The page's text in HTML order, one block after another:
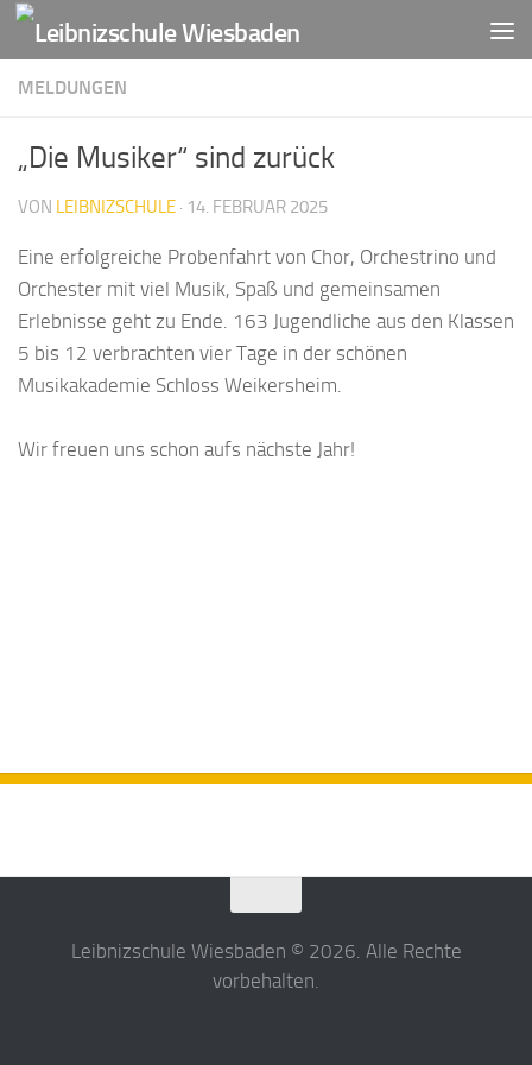
Zum Inhalt springen
MELDUNGEN
„Die Musiker“ sind zurück
VON LEIBNIZSCHULE · 14. FEBRUAR 2025
Eine erfolgreiche Probenfahrt von Chor, Orchestrino und
Orchester mit viel Musik, Spaß und gemeinsamen
Erlebnisse geht zu Ende. 163 Jugendliche aus den Klassen
5 bis 12 verbrachten vier Tage in der schönen
Musikakademie Schloss Weikersheim.
Wir freuen uns schon aufs nächste Jahr!
Leibnizschule Wiesbaden © 2026. Alle Rechte
vorbehalten.